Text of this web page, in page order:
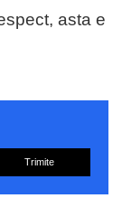
asta e
Trimite